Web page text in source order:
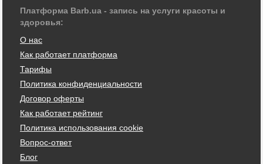
Платформа Barb.ua - запись на услуги красоты и
здоровья:
О нас
Как работает платформа
Тарифы
Политика конфиденциальности
Договор оферты
Как работает рейтинг
Политика использования cookie
Вопрос-ответ
Блог